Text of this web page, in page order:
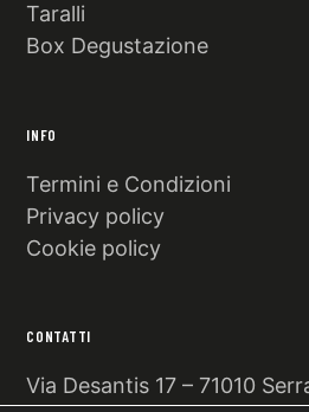
Taralli
Box Degustazione
INFO
Termini e Condizioni
Privacy policy
Cookie policy
CONTATTI
Via Desantis 17 – 71010